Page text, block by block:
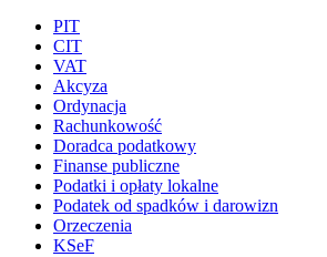
PIT
CIT
VAT
Akcyza
Ordynacja
Rachunkowość
Doradca podatkowy
Finanse publiczne
Podatki i opłaty lokalne
Podatek od spadków i darowizn
Orzeczenia
KSeF